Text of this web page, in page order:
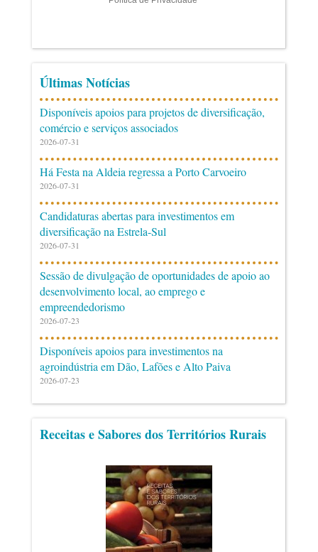
Últimas Notícias
Disponíveis apoios para projetos de diversificação,
comércio e serviços associados
2026-07-31
Há Festa na Aldeia regressa a Porto Carvoeiro
2026-07-31
Candidaturas abertas para investimentos em
diversificação na Estrela-Sul
2026-07-31
Sessão de divulgação de oportunidades de apoio ao
desenvolvimento local, ao emprego e
empreendedorismo
2026-07-23
Disponíveis apoios para investimentos na
agroindústria em Dão, Lafões e Alto Paiva
2026-07-23
Receitas e Sabores dos Territórios Rurais